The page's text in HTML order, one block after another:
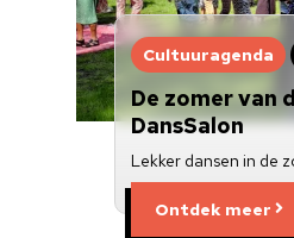
Cultuuragenda
De zomer van
DansSalon
Lekker dansen in de
Ontdek meer